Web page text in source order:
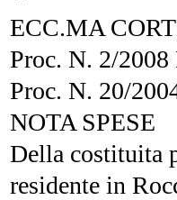
ECC.MA
Proc. N. 2/2008
Proc. N. 20/
NOTA SPESE
Della costituita
residente in